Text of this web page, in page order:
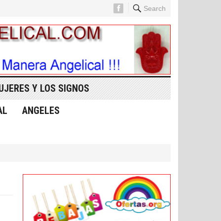
Search
Y LOS SIGNOS
ANGELES